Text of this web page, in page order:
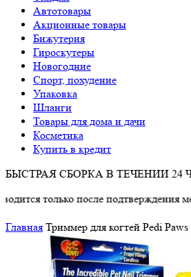
Автотовары
Акционные товары
Бижутерия
Гироскутеры
Новогодние
Спорт, похудение
Упаковка
Шланги
Товары для дома и дачи
Косметика
Купить в кредит
БЫСТРАЯ СБОРКА В ТЕЧЕНИИ 24
после подтверждения
Главная Триммер для когтей Pedi